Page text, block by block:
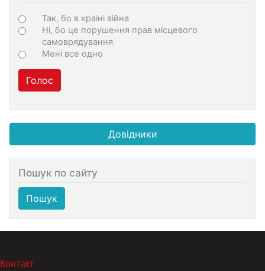
Варіанти
Так, бо в країні війна
Ні, бо це порушення прав місцевого
самоврядування
Мені все одно
Голос
Довідники
Пошук по сайту
Пошук
МЕНЮ В ПОДВАЛЕ
Контакт